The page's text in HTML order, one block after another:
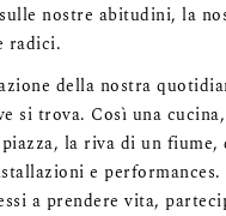
nostre abitudini, la
radici.
della nostra
si trova. Così una
la riva di un fiume,
e
a prendere vita,